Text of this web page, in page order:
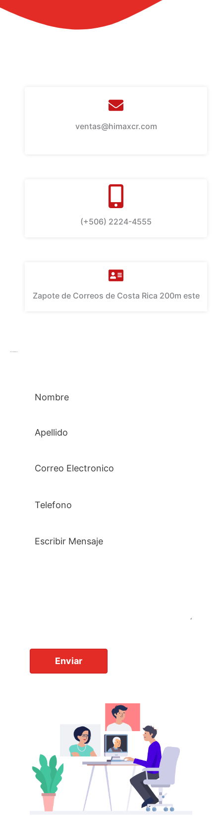
ventas@himaxcr.com
(+506) 2224-4555
Zapote de Correos de Costa Rica 200m este
Contactenos